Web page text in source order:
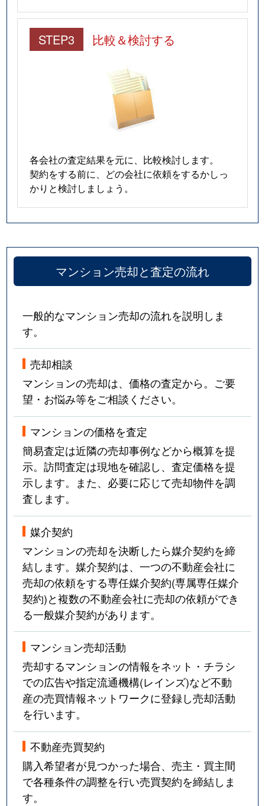
STEP3 比較＆検討する
各会社の査定結果を元に、比較検討します。
契約をする前に、どの会社に依頼をするかしっ
かりと検討しましょう。
マンション売却と査定の流れ
一般的なマンション売却の流れを説明しま
す。
売却相談
マンションの売却は、価格の査定から。ご要
望・お悩み等をご相談ください。
マンションの価格を査定
簡易査定は近隣の売却事例などから概算を提
示。訪問査定は現地を確認し、査定価格を提
示します。また、必要に応じて売却物件を調
査します。
媒介契約
マンションの売却を決断したら媒介契約を締
結します。媒介契約は、一つの不動産会社に
売却の依頼をする専任媒介契約(専属専任媒介
契約)と複数の不動産会社に売却の依頼ができ
る一般媒介契約があります。
マンション売却活動
売却するマンションの情報をネット・チラシ
での広告や指定流通機構(レインズ)など不動
産の売買情報ネットワークに登録し売却活動
を行います。
不動産売買契約
購入希望者が見つかった場合、売主・買主間
で各種条件の調整を行い売買契約を締結しま
す。